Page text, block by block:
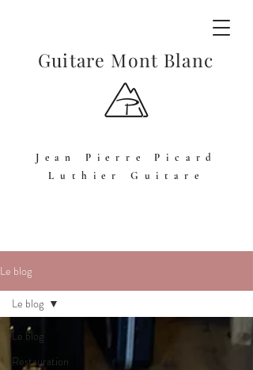
Jean Pierre Picard
Luthier Guitare
Guitare Mont Blanc
Le blog
Le blog
Restauration
Le blog